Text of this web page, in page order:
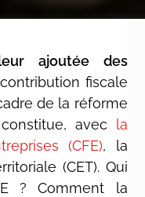
ajoutée des
fiscale
de la réforme
avec la
(CFE), la
(CET). Qui
? Comment la